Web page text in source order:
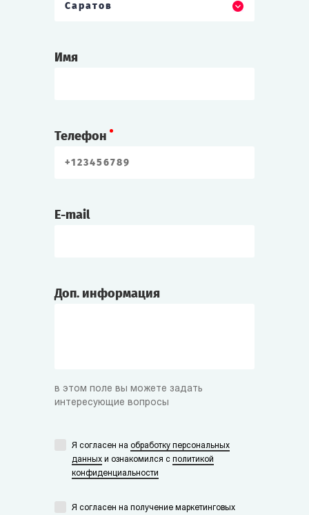
Саратов
Имя
Телефон
E-mail
Доп. информация
в этом поле вы можете задать
интересующие вопросы
Я согласен на обработку персональных
данных и ознакомился с политикой
конфиденциальности
Я согласен на получение маркетинговых